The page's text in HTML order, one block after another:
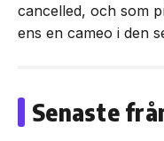
cancelled, och som
ens en cameo i den
Senaste